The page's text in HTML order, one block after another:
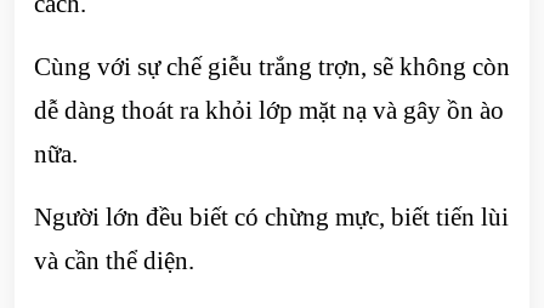
Cùng với sự chế giễu trắng trợn, sẽ không còn
dễ dàng thoát ra khỏi lớp mặt nạ và gây ồn ào
nữa.
Người lớn đều biết có chừng mực, biết tiến lùi
và cần thể diện.